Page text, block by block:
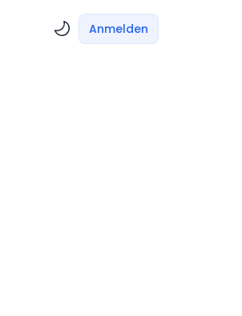
Anmelden